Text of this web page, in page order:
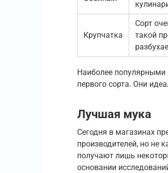
Крупчатка
Сорт
такой
Наиболее популярными
первого сорта. Они
Лучшая мука
Сегодня в магазинах
производителей, но не
получают лишь
основании